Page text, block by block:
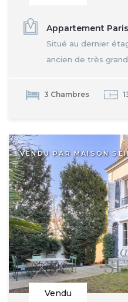
Appartement
Situé au dernier
ancien de très
3 Chambres
VENDU PAR MAISON
Vendu